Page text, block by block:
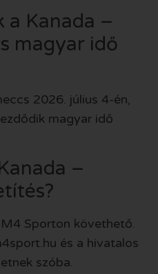
a Kanada –
magyar idő
2026. július 4-én,
magyar idő
–
Sporton követhető.
és a hivatalos
szóba.